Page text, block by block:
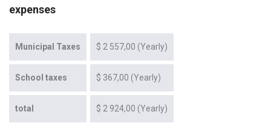
expenses
Municipal Taxes $ 2 557,00 (Yearly)
School taxes $ 367,00 (Yearly)
total $ 2 924,00 (Yearly)